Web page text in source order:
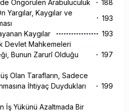
Öngörülen Arabuluculuk
188
Yargılar, Kaygılar ve
193
Kaygılar
193
Devlet Mahkemeleri
Bunun Zarurî Olduğu
197
Olan Tarafların, Sadece
İhtiyaç Duydukları
199
İş Yükünü Azaltmada Bir